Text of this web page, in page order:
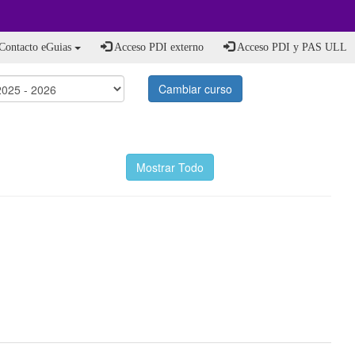
eGuias Acceso PDI externo Acceso PDI y PAS ULL
Cambiar curso
Mostrar Todo